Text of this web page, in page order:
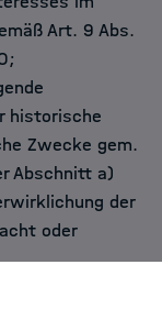
Art. 9 Abs.
historische
Zwecke gem.
Abschnitt a)
der
oder
Verteidigung